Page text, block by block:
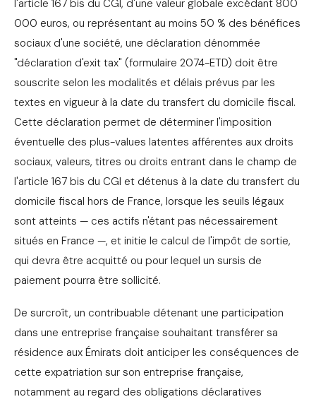
l'article 167 bis du CGI, d'une valeur globale excédant 800
000 euros, ou représentant au moins 50 % des bénéfices
sociaux d'une société, une déclaration dénommée
"déclaration d'exit tax" (formulaire 2074-ETD) doit être
souscrite selon les modalités et délais prévus par les
textes en vigueur à la date du transfert du domicile fiscal.
Cette déclaration permet de déterminer l'imposition
éventuelle des plus-values latentes afférentes aux droits
sociaux, valeurs, titres ou droits entrant dans le champ de
l'article 167 bis du CGI et détenus à la date du transfert du
domicile fiscal hors de France, lorsque les seuils légaux
sont atteints — ces actifs n'étant pas nécessairement
situés en France —, et initie le calcul de l'impôt de sortie,
qui devra être acquitté ou pour lequel un sursis de
paiement pourra être sollicité.
De surcroît, un contribuable détenant une participation
dans une entreprise française souhaitant transférer sa
résidence aux Émirats doit anticiper les conséquences de
cette expatriation sur son entreprise française,
notamment au regard des obligations déclaratives